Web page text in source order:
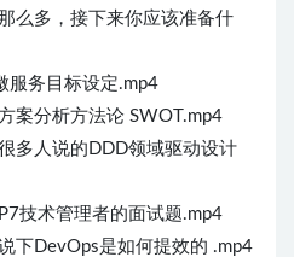
多，接下来你应该准备什
务目标设定.mp4
分析方法论 SWOT.mp4
人说的DDD领域驱动设计
技术管理者的面试题.mp4
DevOps是如何提效的 .mp4